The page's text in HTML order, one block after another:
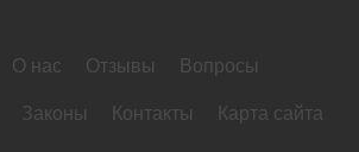
О нас Отзывы Вопросы
Законы Контакты Карта сайта